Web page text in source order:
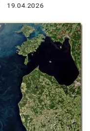
19.04.2026